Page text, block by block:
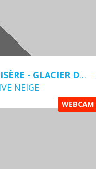
- GLACIER DU PISAILLAS -
NEIGE
WEBCAM